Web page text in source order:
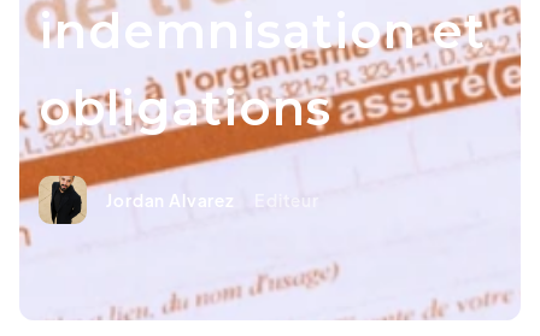
indemnisation et
obligations
Jordan Alvarez Editeur